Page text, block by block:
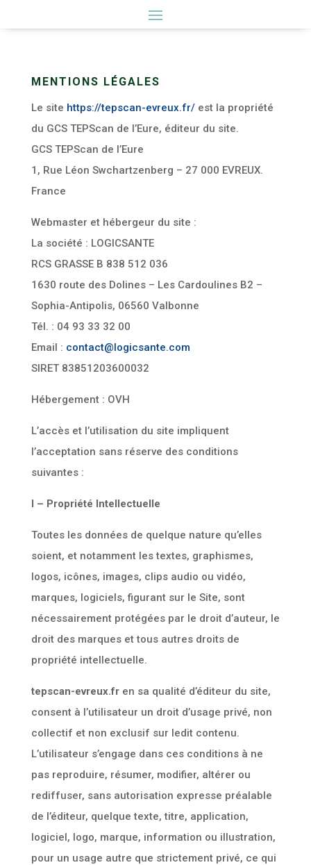
MENTIONS LÉGALES
Le site https://tepscan-evreux.fr/est la propriété
du GCS TEPScan de l’Eure, éditeur du site.
GCS TEPScan de l’Eure
1, Rue Léon Swchartzenberg – 27 000 EVREUX.
France
Webmaster et hébergeur du site :
La société : LOGICSANTE
RCS GRASSE B 838 512 036
1630 route des Dolines – Les Cardoulines B2 –
Sophia-Antipolis, 06560 Valbonne
Tél. : 04 93 33 32 00
Email : contact@logicsante.com
SIRET 83851203600032
Hébergement : OVH
L’accès et l’utilisation du site impliquent
l’acceptation sans réserve des conditions
suivantes :
I – Propriété Intellectuelle
Toutes les données de quelque nature qu’elles
soient, et notamment les textes, graphismes,
logos, icônes, images, clips audio ou vidéo,
marques, logiciels, figurant sur le Site, sont
nécessairement protégées par le droit d’auteur, le
droit des marques et tous autres droits de
propriété intellectuelle.
tepscan-evreux.fr en sa qualité d’éditeur du site,
consent à l’utilisateur un droit d’usage privé, non
collectif et non exclusif sur ledit contenu.
L’utilisateur s’engage dans ces conditions à ne
pas reproduire, résumer, modifier, altérer ou
rediffuser, sans autorisation expresse préalable
de l’éditeur, quelque texte, titre, application,
logiciel, logo, marque, information ou illustration,
pour un usage autre que strictement privé, ce qui